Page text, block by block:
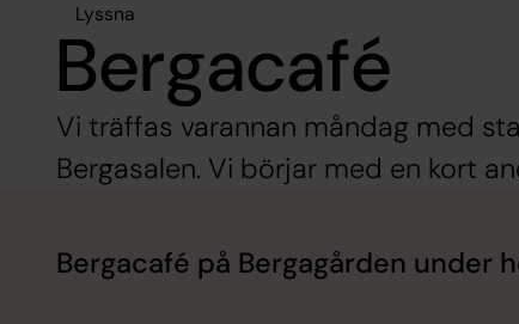
Lyssna
Bergacafé
Vi träffas varannan måndag med
Bergasalen. Vi börjar med en kort
Bergacafé på Bergagården under